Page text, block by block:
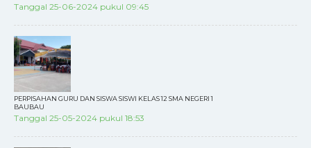
Tanggal 25-06-2024 pukul 09:45
PERPISAHAN GURU DAN SISWA SISWI KELAS 12 SMA NEGERI 1
BAUBAU
Tanggal 25-05-2024 pukul 18:53